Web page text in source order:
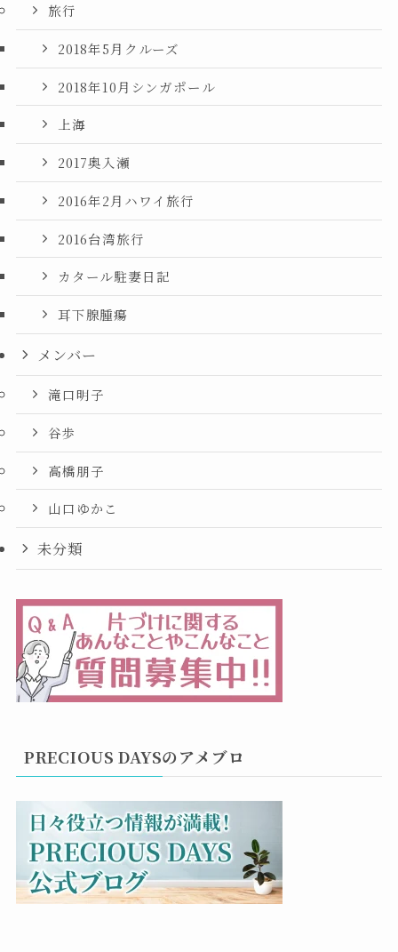
旅行
2018年5月クルーズ
2018年10月シンガポール
上海
2017奥入瀬
2016年2月ハワイ旅行
2016台湾旅行
カタール駐妻日記
耳下腺腫瘍
メンバー
滝口明子
谷歩
高橋朋子
山口ゆかこ
未分類
PRECIOUS DAYSのアメブロ